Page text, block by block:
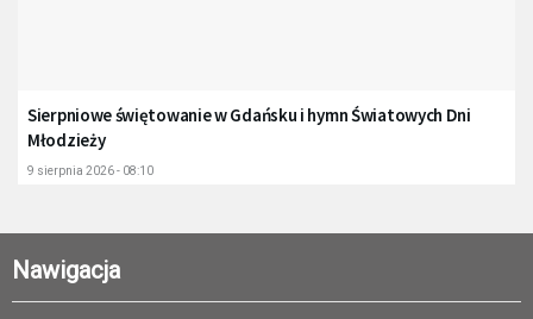
Sierpniowe świętowanie w Gdańsku i hymn Światowych Dni
Młodzieży
9 sierpnia 2026 - 08:10
Nawigacja